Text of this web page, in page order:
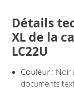
Détails
XL de la
LC22U
Couleur : Noir
documents